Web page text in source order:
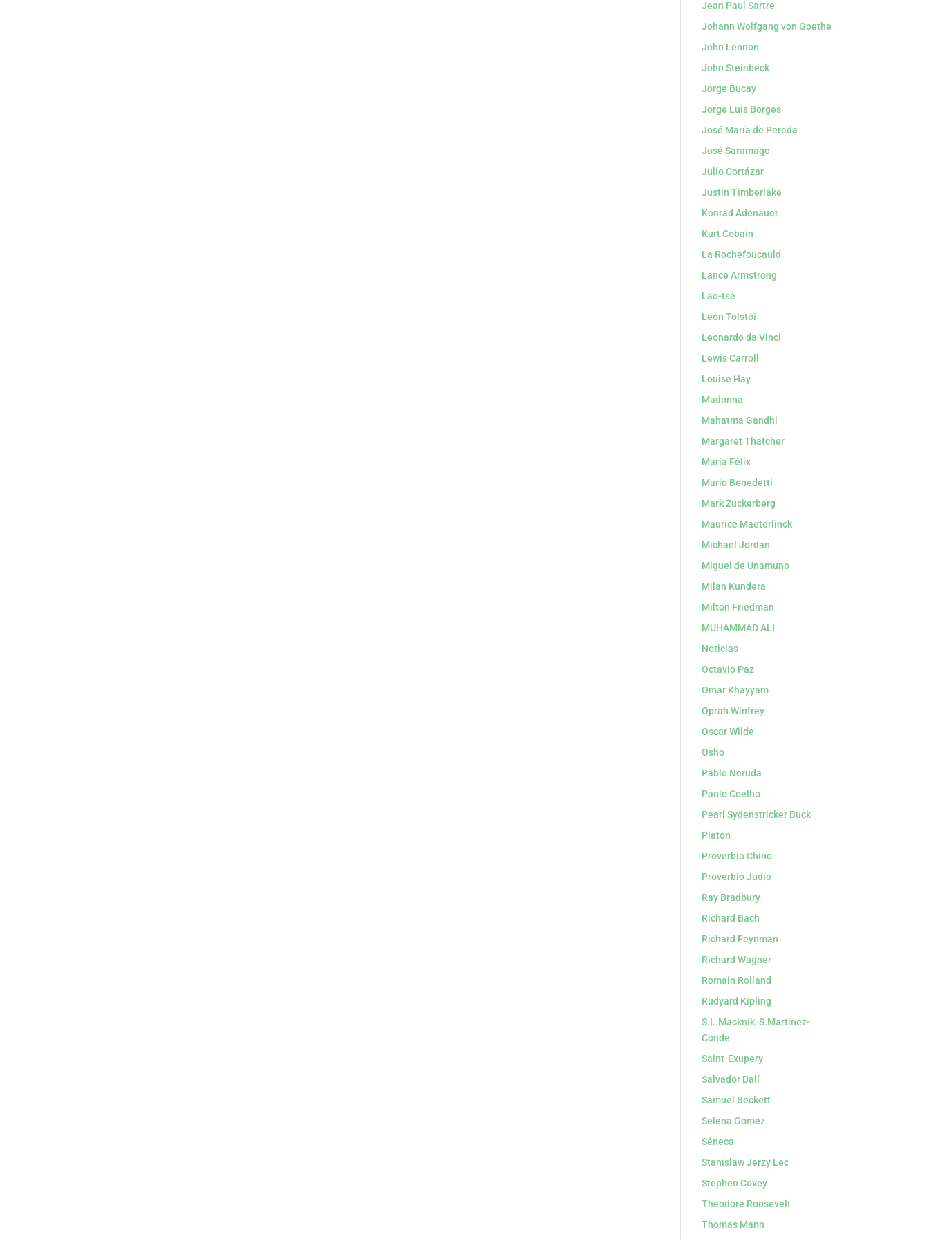
Jean Paul Sartre
Johann Wolfgang von Goethe
John Lennon
John Steinbeck
Jorge Bucay
Jorge Luis Borges
José María de Pereda
José Saramago
Julio Cortázar
Justin Timberlake
Konrad Adenauer
Kurt Cobain
La Rochefoucauld
Lance Armstrong
Lao-tsé
León Tolstói
Leonardo da Vinci
Lewis Carroll
Louise Hay
Madonna
Mahatma Gandhi
Margaret Thatcher
María Félix
Mario Benedetti
Mark Zuckerberg
Maurice Maeterlinck
Michael Jordan
Miguel de Unamuno
Milan Kundera
Milton Friedman
MUHAMMAD ALI
Noticias
Octavio Paz
Omar Khayyam
Oprah Winfrey
Oscar Wilde
Osho
Pablo Neruda
Paolo Coelho
Pearl Sydenstricker Buck
Platon
Proverbio Chino
Proverbio Judio
Ray Bradbury
Richard Bach
Richard Feynman
Richard Wagner
Romain Rolland
Rudyard Kipling
S.L.Macknik, S.Martínez-
Conde
Saint-Exupery
Salvador Dalí
Samuel Beckett
Selena Gomez
Séneca
Stanislaw Jerzy Lec
Stephen Covey
Theodore Roosevelt
Thomas Mann